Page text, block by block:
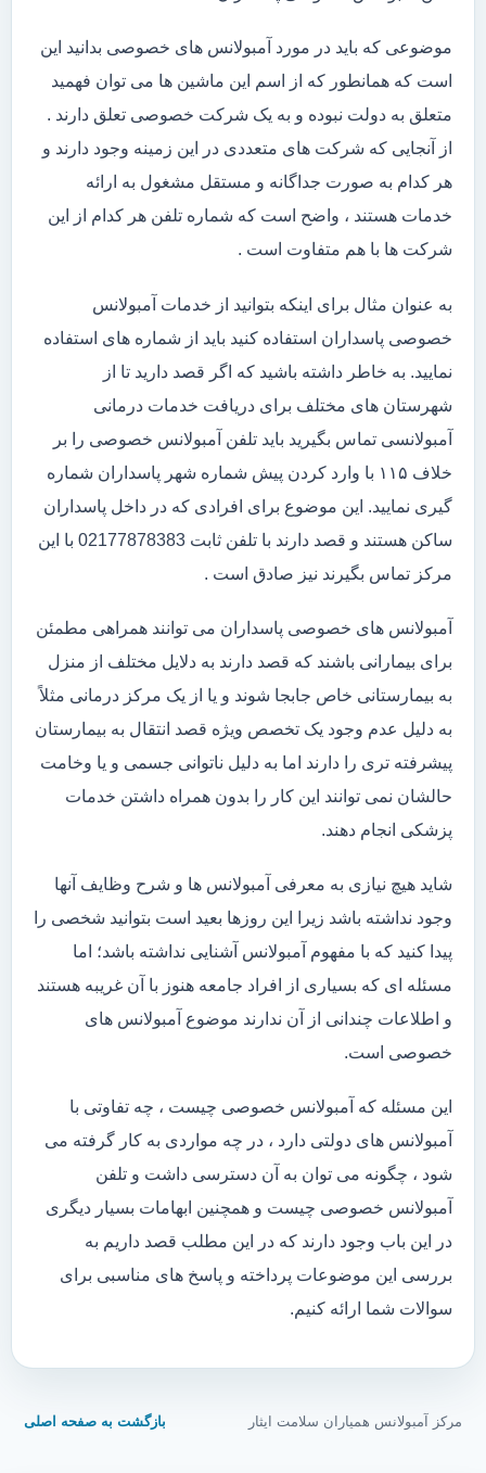
موضوعی که باید در مورد آمبولانس های خصوصی بدانید این
است که همانطور که از اسم این ماشین ها می توان فهمید
متعلق به دولت نبوده و به یک شرکت خصوصی تعلق دارند .
از آنجایی که شرکت های متعددی در این زمینه وجود دارند و
هر کدام به صورت جداگانه و مستقل مشغول به ارائه
خدمات هستند ، واضح است که شماره تلفن هر کدام از این
شرکت ها با هم متفاوت است .
به عنوان مثال برای اینکه بتوانید از خدمات آمبولانس
خصوصی پاسداران استفاده کنید باید از شماره های استفاده
نمایید. به خاطر داشته باشید که اگر قصد دارید تا از
شهرستان های مختلف برای دریافت خدمات درمانی
آمبولانسی تماس بگیرید باید تلفن آمبولانس خصوصی را بر
خلاف ۱۱۵ با وارد کردن پیش شماره شهر پاسداران شماره
گیری نمایید. این موضوع برای افرادی که در داخل پاسداران
ساکن هستند و قصد دارند با تلفن ثابت 02177878383 با این
مرکز تماس بگیرند نیز صادق است .
آمبولانس های خصوصی پاسداران می توانند همراهی مطمئن
برای بیمارانی باشند که قصد دارند به دلایل مختلف از منزل
به بیمارستانی خاص جابجا شوند و یا از یک مرکز درمانی مثلاً
به دلیل عدم وجود یک تخصص ویژه قصد انتقال به بیمارستان
پیشرفته تری را دارند اما به دلیل ناتوانی جسمی و یا وخامت
حالشان نمی توانند این کار را بدون همراه داشتن خدمات
پزشکی انجام دهند.
شاید هیچ نیازی به معرفی آمبولانس ها و شرح وظایف آنها
وجود نداشته باشد زیرا این روزها بعید است بتوانید شخصی را
پیدا کنید که با مفهوم آمبولانس آشنایی نداشته باشد؛ اما
مسئله ای که بسیاری از افراد جامعه هنوز با آن غریبه هستند
و اطلاعات چندانی از آن ندارند موضوع آمبولانس های
خصوصی است.
این مسئله که آمبولانس خصوصی چیست ، چه تفاوتی با
آمبولانس های دولتی دارد ، در چه مواردی به کار گرفته می
شود ، چگونه می توان به آن دسترسی داشت و تلفن
آمبولانس خصوصی چیست و همچنین ابهامات بسیار دیگری
در این باب وجود دارند که در این مطلب قصد داریم به
بررسی این موضوعات پرداخته و پاسخ های مناسبی برای
سوالات شما ارائه کنیم.
مرکز آمبولانس همیاران سلامت ایثار بازگشت به صفحه اصلی